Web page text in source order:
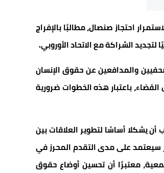
عن إدانته الشديدة لاستمرار احتجاز صنصال، مطالبًا بالإفراج
الشراكة مع الاتحاد الأوروبي.
والمدافعين عن حقوق الإنسان
باعتبار هذه الخطوات ضرورية
أن يشكلا أساسًا لتطوير العلاقات بين
سيعتمد على مدى التقدم المحرز في
معتبرًا أن تحسين أوضاع حقوق